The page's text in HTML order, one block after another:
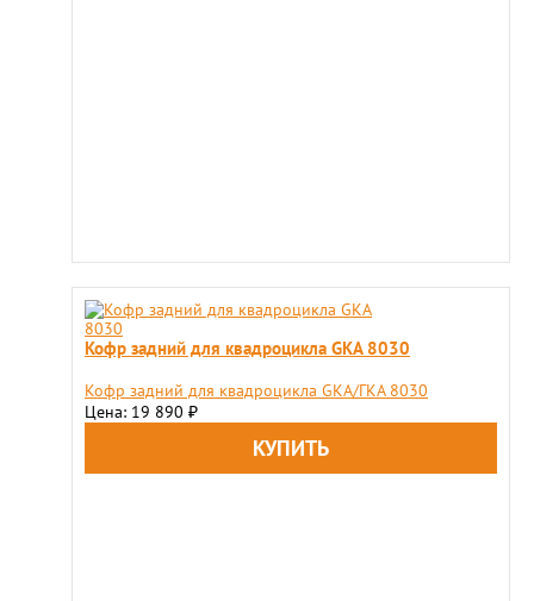
Кофр задний для квадроцикла GKA 8030
Кофр задний для квадроцикла GKA/ГКА 8030
Цена: 19 890 ₽